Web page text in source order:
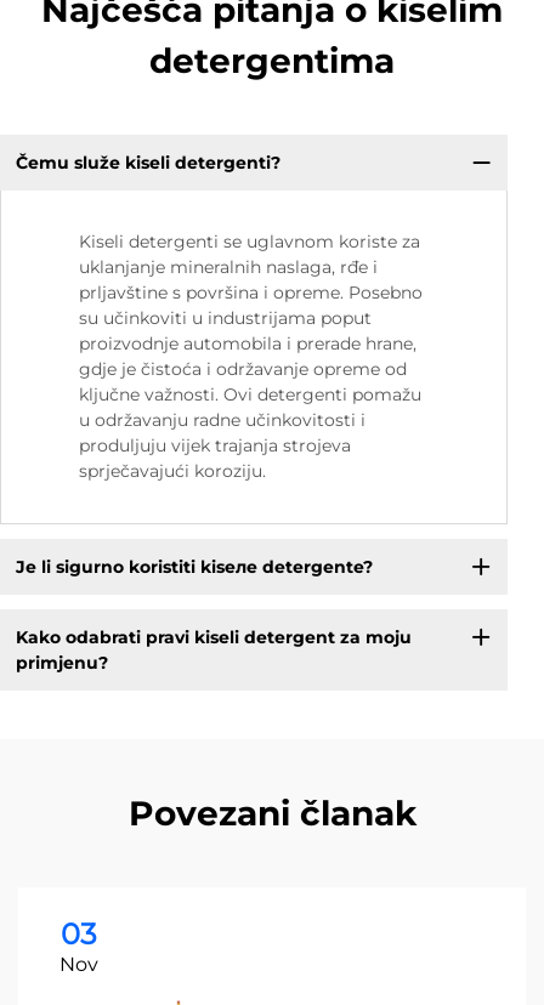
Najčešća pitanja o kiselim
detergentima
Čemu služe kiseli detergenti?
Kiseli detergenti se uglavnom koriste za
uklanjanje mineralnih naslaga, rđe i
prljavštine s površina i opreme. Posebno
su učinkoviti u industrijama poput
proizvodnje automobila i prerade hrane,
gdje je čistoća i održavanje opreme od
ključne važnosti. Ovi detergenti pomažu
u održavanju radne učinkovitosti i
produljuju vijek trajanja strojeva
sprječavajući koroziju.
Je li sigurno koristiti kisеле detergentе?
Kako odabrati pravi kiseli detergent za moju
primjenu?
Povezani članak
03
Nov